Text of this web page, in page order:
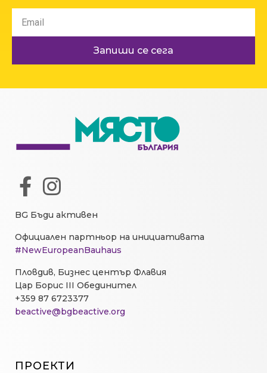
Запиши се сега
BG Бъди активен
Официален партньор на инициативата
#NewEuropeanBauhaus
Пловдив, Бизнес център Флавия
Цар Борис III Обединител
+359 87 6723377
beactive@bgbeactive.org
ПРОЕКТИ